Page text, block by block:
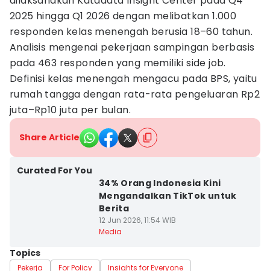
2025 hingga Q1 2026 dengan melibatkan 1.000
responden kelas menengah berusia 18–60 tahun.
Analisis mengenai pekerjaan sampingan berbasis
pada 463 responden yang memiliki side job.
Definisi kelas menengah mengacu pada BPS, yaitu
rumah tangga dengan rata-rata pengeluaran Rp2
juta–Rp10 juta per bulan.
Share Article
Curated For You
34% Orang Indonesia Kini
Mengandalkan TikTok untuk
Berita
12 Jun 2026, 11:54 WIB
Media
Topics
Pekerja For Policy
Insights for Everyone